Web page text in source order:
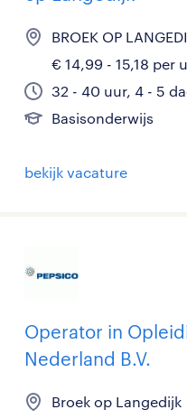
BROEK OP
€ 14,99 - 15,18 per
32 - 40 uur, 4 - 5
Basisonderwijs
bekijk vacature
Operator in
Nederland B.V.
Broek op Langedijk